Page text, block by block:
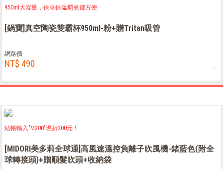
950ml大容量，保冰保溫燜煮都方便
[鍋寶]真空陶瓷雙霸杯950ml-粉+贈Tritan吸管
網路價
NT$ 490
結帳輸入"M200"現折200元！
[MIDORI美多莉全球通]高風速溫控負離子吹風機-鍺藍色(附全
球轉接頭)+贈順髮吹頭+收納袋